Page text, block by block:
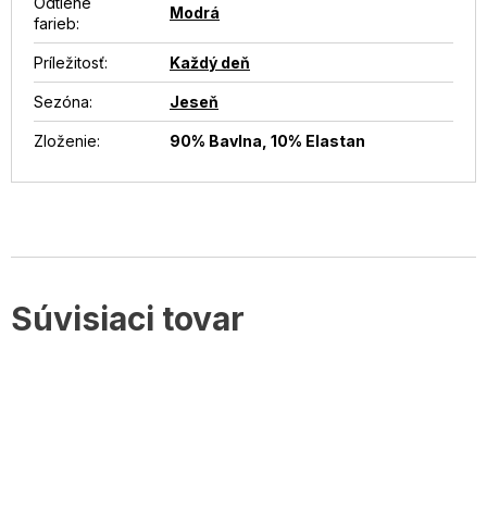
Súvisiaci tovar
farieb:
Modrá
Príležitosť: Každý deň
Sezóna: Jeseň
Zloženie: 90% Bavlna, 10% Elastan